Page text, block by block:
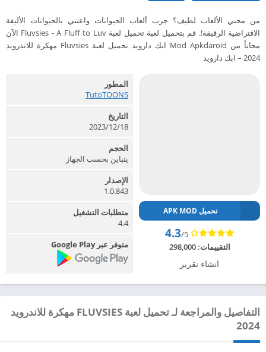
من محبي الألعاب لطيف؟ جرب ألعاب الحيوانات واعتني بالحيوانات الأليفة
الافتراضية الرقيقة!. قم بتحميل لعبة تحميل لعبة Fluvsies - A Fluff to Luv الآن
مجاناً من Mod Apkdaroid ابك دارويد تحميل لعبة Fluvsies مهكرة للاندرويد
2024 – ابك دارويد
تحميل APK MOD
4.3/5
التقييمات:298,000
انشاء تقرير
المطور
TutoTOONS‏
التاريخ
2023/12/18
الحجم
يتباين بحسب الجهاز
الإصدار
1.0.843
متطلبات التشغيل
4.4
متوفر عبر Google Play
التفاصيل والمراجعة لـ تحميل لعبة FLUVSIES مهكرة للاندرويد
2024